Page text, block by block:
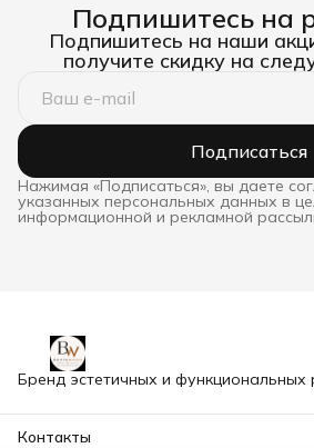
Подпишитесь на
Подпишитесь на наши
получите скидку на
Подписаться
Нажимая «Подписаться», вы даете
указанных персональных данных в
информационной и рекламной
Бренд эстетичных и
Контакты